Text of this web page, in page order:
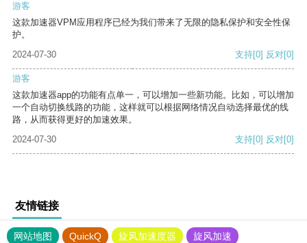
游客
这款加速器VPM应用程序已经为我们带来了无限的隐私保护和安全性保
护。
2024-07-30
支持[0] 反对[0]
游客
这款加速器app的功能有点单一，可以增加一些新功能。比如，可以增加
一个自动切换线路的功能，这样就可以根据网络情况自动选择最优的线
路，从而获得更好的加速效果。
2024-07-30
支持[0] 反对[0]
友情链接
网站地图 QuickQ 旋风加速度器
旋风加速